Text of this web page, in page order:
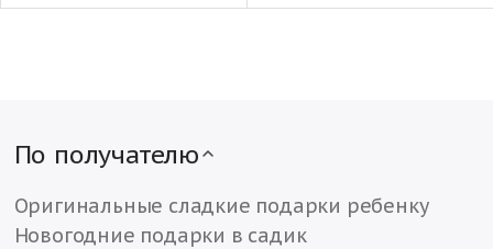
По получателю
Оригинальные сладкие подарки ребенку
Новогодние подарки в садик